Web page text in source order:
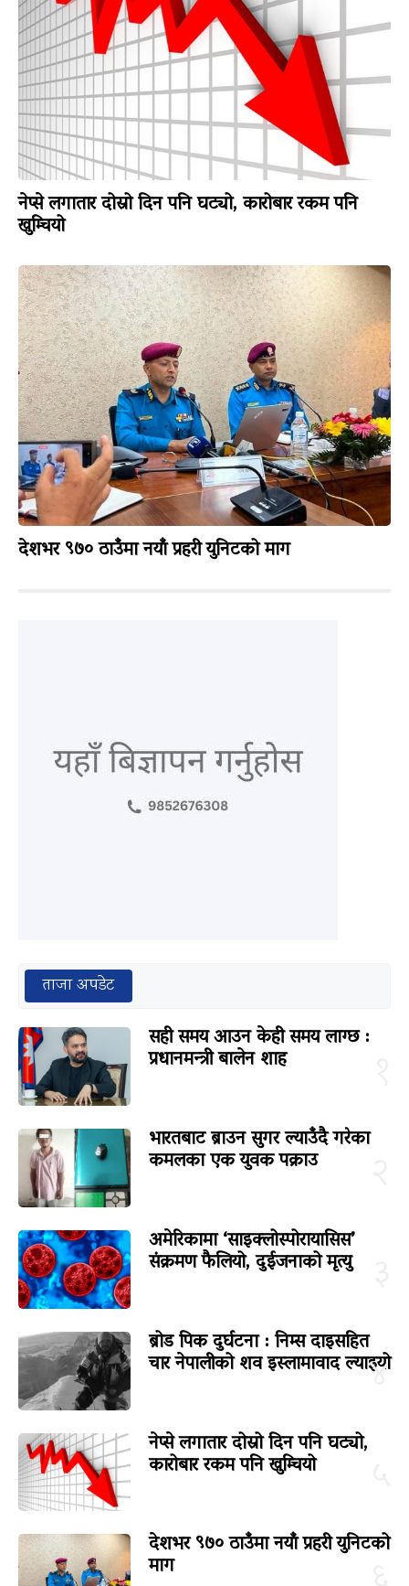
नेप्से लगातार दोस्रो दिन पनि घट्यो, कारोबार रकम पनि
खुम्चियो
देशभर ९७० ठाउँमा नयाँ प्रहरी युनिटको माग
ताजा अपडेट
सही समय आउन केही समय लाग्छ :
प्रधानमन्त्री बालेन शाह
भारतबाट ब्राउन सुगर ल्याउँदै गरेका
कमलका एक युवक पक्राउ
अमेरिकामा ‘साइक्लोस्पोरायासिस’
संक्रमण फैलियो, दुईजनाको मृत्यु
४
ब्रोड पिक दुर्घटना : निम्स दाइसहित
चार नेपालीको शव इस्लामावाद ल्याइयो
नेप्से लगातार दोस्रो दिन पनि घट्यो,
कारोबार रकम पनि खुम्चियो
देशभर ९७० ठाउँमा नयाँ प्रहरी युनिटको
माग